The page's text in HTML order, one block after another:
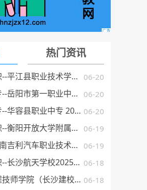
热门资讯
06-20
湖南公办中职--平江县职业技术学校 2025 年招生简章
06-20
湖南公办中专--岳阳市第一职业中等专业学校 2025 年招生简章
06-20
湖南公办中专--华容县职业中专 2025 年招生简章
06-19
湖南公办中职--衡阳开放大学附属中等职业学校 2025 年招生简章
06-19
湖南中职--湖南吉利汽车职业技术学院2025年普通高校招生章程
06-18
湖南公办中职--长沙航天学校2025年招生简章
06-18
湖南科技工程技师学院（长沙建校）2025年招生简章